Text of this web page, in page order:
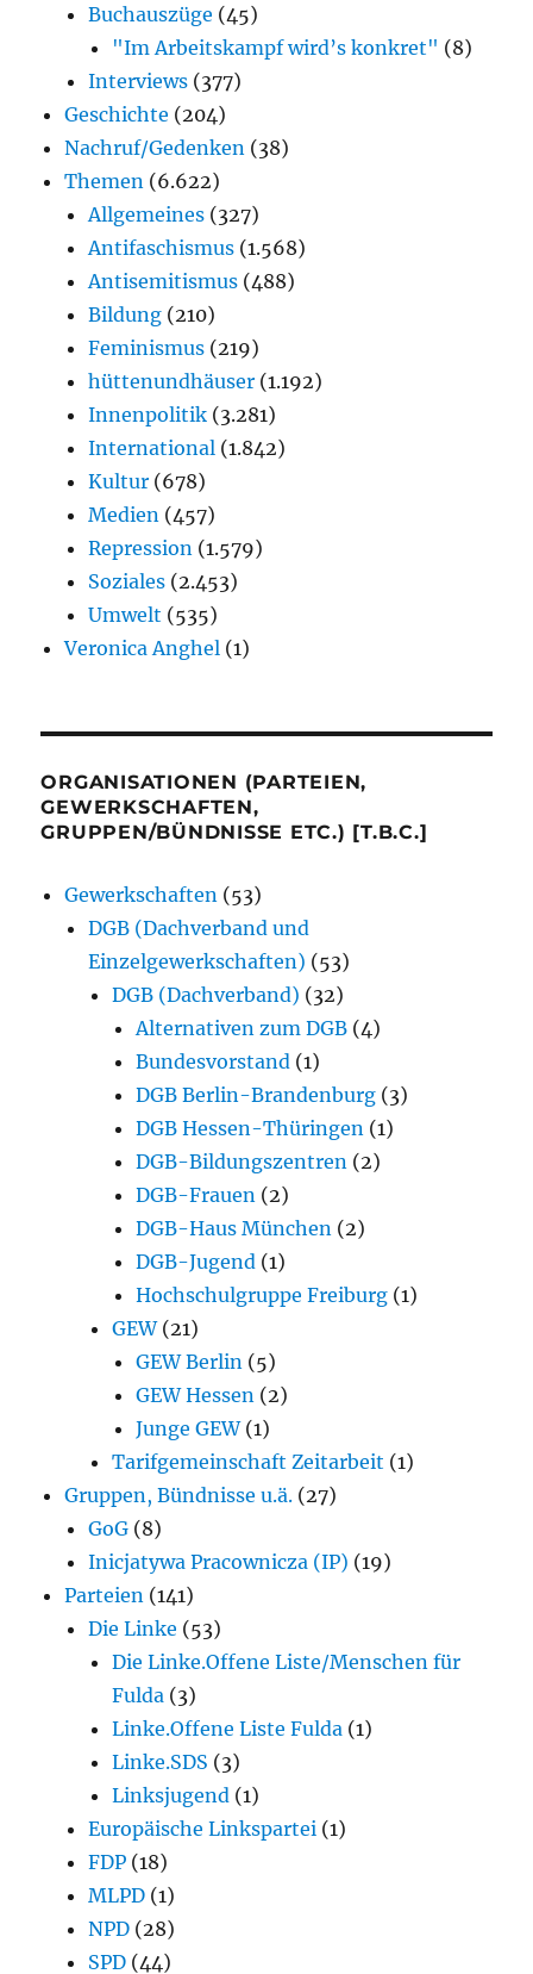
Buchauszüge (45)
"Im Arbeitskampf wird’s konkret" (8)
Interviews (377)
Geschichte (204)
Nachruf/Gedenken (38)
Themen (6.622)
Allgemeines (327)
Antifaschismus (1.568)
Antisemitismus (488)
Bildung (210)
Feminismus (219)
hüttenundhäuser (1.192)
Innenpolitik (3.281)
International (1.842)
Kultur (678)
Medien (457)
Repression (1.579)
Soziales (2.453)
Umwelt (535)
Veronica Anghel (1)
ORGANISATIONEN (PARTEIEN,
GEWERKSCHAFTEN,
GRUPPEN/BÜNDNISSE ETC.) [T.B.C.]
Gewerkschaften (53)
DGB (Dachverband und
Einzelgewerkschaften) (53)
DGB (Dachverband) (32)
Alternativen zum DGB (4)
Bundesvorstand (1)
DGB Berlin-Brandenburg (3)
DGB Hessen-Thüringen (1)
DGB-Bildungszentren (2)
DGB-Frauen (2)
DGB-Haus München (2)
DGB-Jugend (1)
Hochschulgruppe Freiburg (1)
GEW(21)
GEW Berlin (5)
GEW Hessen (2)
Junge GEW(1)
Tarifgemeinschaft Zeitarbeit (1)
Gruppen, Bündnisse u.ä. (27)
GoG (8)
Inicjatywa Pracownicza (IP) (19)
Parteien (141)
Die Linke (53)
Die Linke.Offene Liste/Menschen für
Fulda (3)
Linke.Offene Liste Fulda (1)
Linke.SDS (3)
Linksjugend (1)
Europäische Linkspartei (1)
FDP (18)
MLPD (1)
NPD (28)
SPD (44)